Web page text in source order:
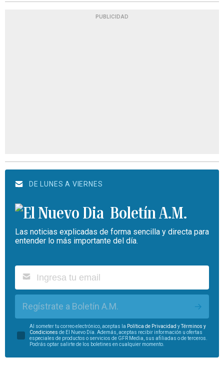
PUBLICIDAD
DE LUNES A VIERNES
Boletín A.M.
Las noticias explicadas de forma sencilla y directa para
entender lo más importante del día.
Regístrate a Boletín A.M.
Al someter tu correo electrónico, aceptas la Política de Privacidad yTérminos y
Condiciones de El Nuevo Día. Además, aceptas recibir información u ofertas
especiales de productos o servicios de GFR Media, sus afiliadas o de terceros.
Podrás optar salirte de los boletines en cualquier momento.